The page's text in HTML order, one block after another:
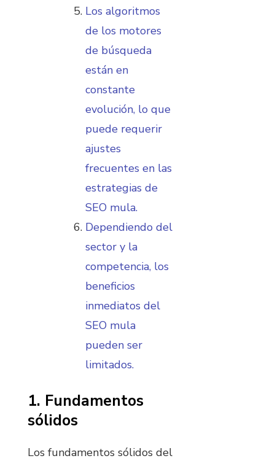
Los algoritmos
de los motores
de búsqueda
están en
constante
evolución, lo que
puede requerir
ajustes
frecuentes en las
estrategias de
SEO mula.
Dependiendo del
sector y la
competencia, los
beneficios
inmediatos del
SEO mula
pueden ser
limitados.
1. Fundamentos
sólidos
Los fundamentos sólidos del